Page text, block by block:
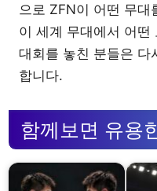
으로 ZFN이 어떤 무대
이 세계 무대에서 어떤
대회를 놓친 분들은 다
합니다.
함께보면 유용